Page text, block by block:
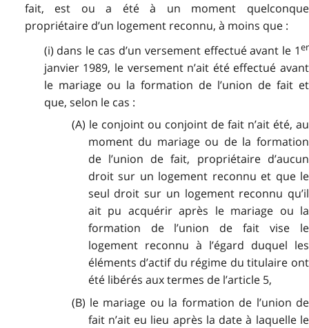
fait, est ou a été à un moment quelconque
propriétaire d’un logement reconnu, à moins que :
(i) dans le cas d’un versement effectué avant le 1er
janvier 1989, le versement n’ait été effectué avant
le mariage ou la formation de l’union de fait et
que, selon le cas :
(A) le conjoint ou conjoint de fait n’ait été, au
moment du mariage ou de la formation
de l’union de fait, propriétaire d’aucun
droit sur un logement reconnu et que le
seul droit sur un logement reconnu qu’il
ait pu acquérir après le mariage ou la
formation de l’union de fait vise le
logement reconnu à l’égard duquel les
éléments d’actif du régime du titulaire ont
été libérés aux termes de l’article 5,
(B) le mariage ou la formation de l’union de
fait n’ait eu lieu après la date à laquelle le